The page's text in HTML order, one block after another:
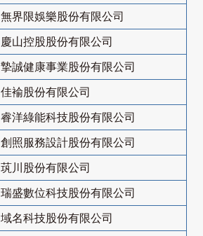
無界限娛樂股份有限公司
慶山控股股份有限公司
摯誠健康事業股份有限公司
佳褕股份有限公司
睿洋綠能科技股份有限公司
創照服務設計股份有限公司
茿川股份有限公司
瑞盛數位科技股份有限公司
域名科技股份有限公司